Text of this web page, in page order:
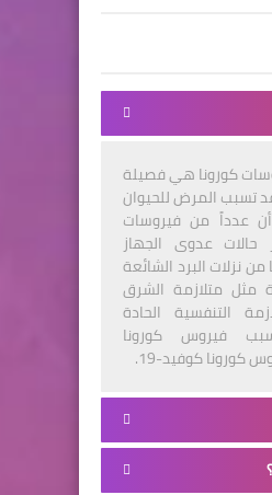
كورونا هي فصيلة
تسبب المرض للحيوان
عدداً من فيروسات
عدوى الجهاز
نزلات البرد الشائعة
مثل متلازمة الشرق
التنفسية الحادة
فيروس كورونا
كوفيد-19.